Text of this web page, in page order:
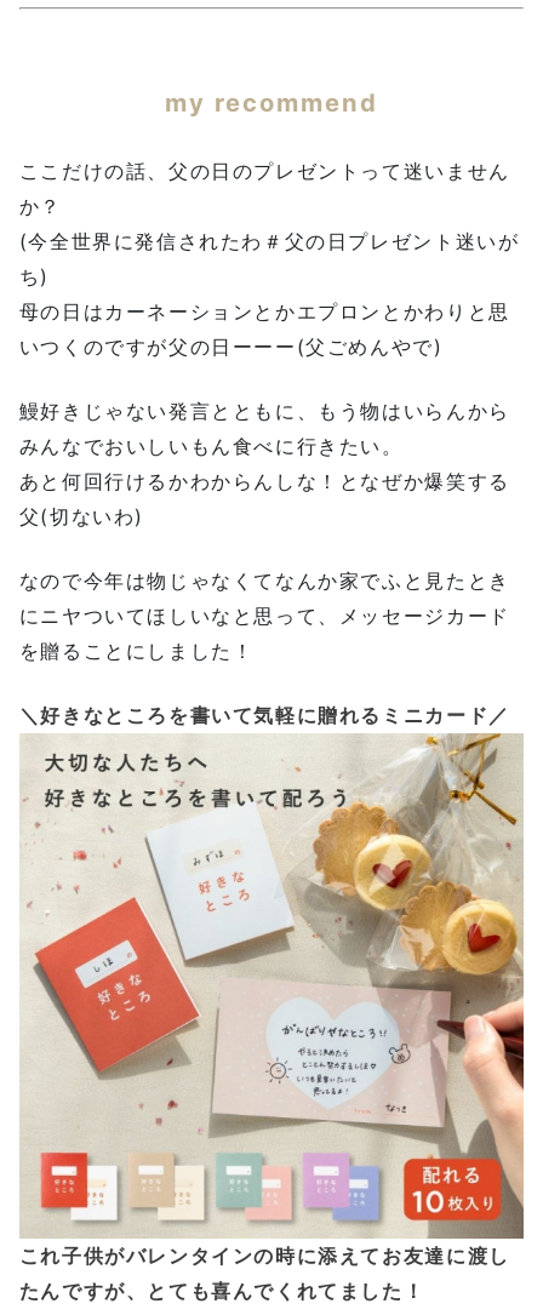
my recommend
ここだけの話、父の日のプレゼントって迷いません
か？
(今全世界に発信されたわ＃父の日プレゼント迷いが
ち)
母の日はカーネーションとかエプロンとかわりと思
いつくのですが父の日ーーー(父ごめんやで)
鰻好きじゃない発言とともに、もう物はいらんから
みんなでおいしいもん食べに行きたい。
あと何回行けるかわからんしな！となぜか爆笑する
父(切ないわ)
なので今年は物じゃなくてなんか家でふと見たとき
にニヤついてほしいなと思って、メッセージカード
を贈ることにしました！
＼好きなところを書いて気軽に贈れるミニカード／
これ子供がバレンタインの時に添えてお友達に渡し
たんですが、とても喜んでくれてました！